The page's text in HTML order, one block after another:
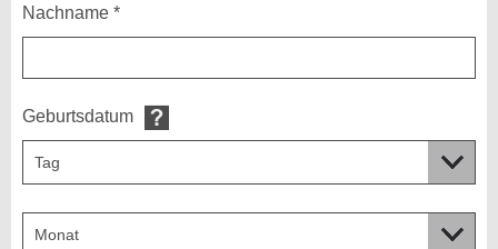
Nachname *
Geburtsdatum